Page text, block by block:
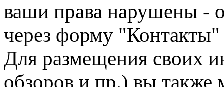
ваши права нарушены -
через форму "Контакты"
Для размещения своих
обзоров и пр.) вы также